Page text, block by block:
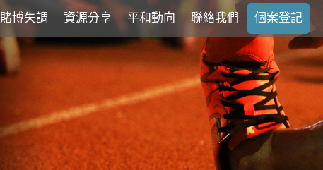
賭博失調 資源分享 平和動向 聯絡我們 個案登記